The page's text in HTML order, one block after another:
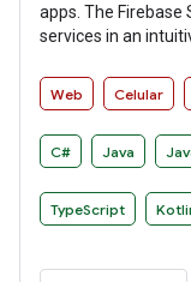
apps. The Firebase
services in an
Web Celular
C# Java
TypeScript